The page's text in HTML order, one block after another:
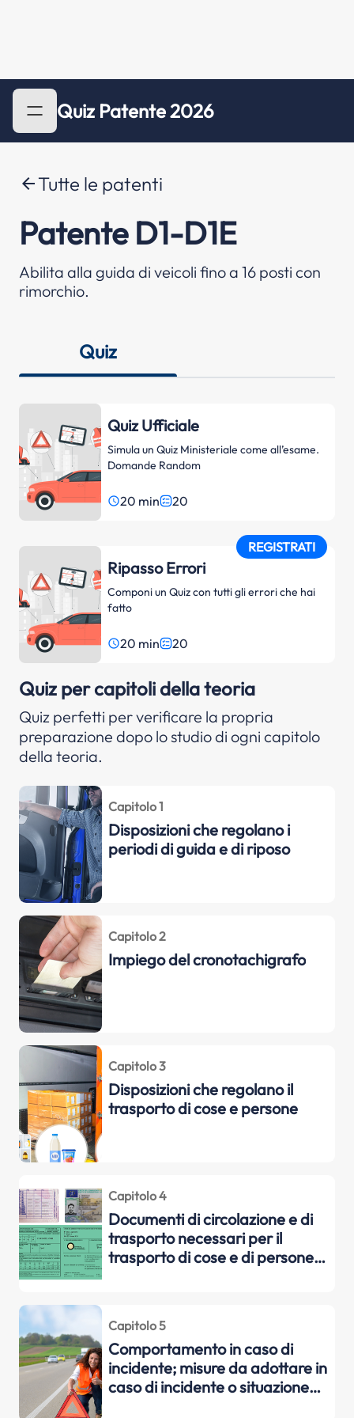
Quiz Patente 2026
arrow_backTutte le patenti
Patente D1-D1E
Abilita alla guida di veicoli fino a 16 posti con
rimorchio.
Quiz
Quiz Ufficiale
Simula un Quiz Ministeriale come all’esame.
Domande Random
access_time20 min 20
REGISTRATI
Ripasso Errori
Componi un Quiz con tutti gli errori che hai
fatto
access_time20 min 20
Quiz per capitoli della teoria
Quiz perfetti per verificare la propria
preparazione dopo lo studio di ogni capitolo
della teoria.
Capitolo 1
Disposizioni che regolano i
periodi di guida e di riposo
Capitolo 2
Impiego del cronotachigrafo
Capitolo 3
Disposizioni che regolano il
trasporto di cose e persone
Capitolo 4
Documenti di circolazione e di
trasporto necessari per il
trasporto di cose e di persone
Capitolo 5
Comportamento in caso di
incidente; misure da adottare in
caso di incidente o situazione